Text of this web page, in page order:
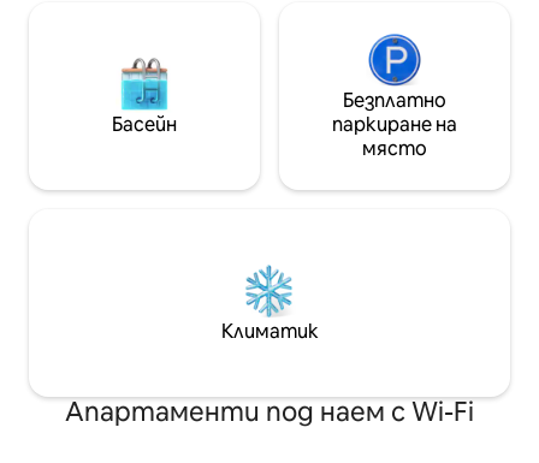
Басейн
Безплатно
паркиране на
място
Климатик
Апартаменти под наем с Wi-Fi